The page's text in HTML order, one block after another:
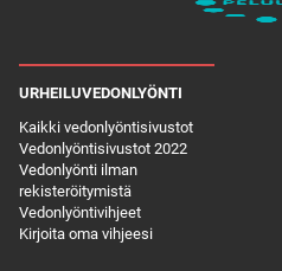
URHEILUVEDONLYÖNTI
Kaikki vedonlyöntisivustot
Vedonlyöntisivustot 2022
Vedonlyönti ilman
rekisteröitymistä
Vedonlyöntivihjeet
Kirjoita oma vihjeesi